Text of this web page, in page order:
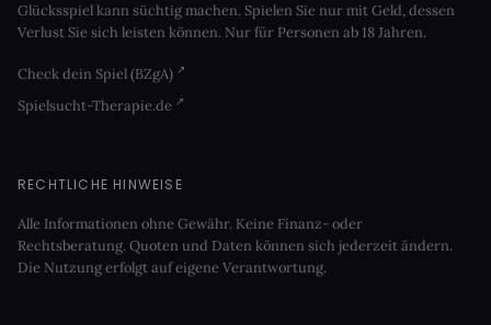
Glücksspiel kann süchtig machen. Spielen Sie nur mit Geld, dessen
Verlust Sie sich leisten können. Nur für Personen ab 18 Jahren.
Check dein Spiel (BZgA)
Spielsucht-Therapie.de
RECHTLICHE HINWEISE
Alle Informationen ohne Gewähr. Keine Finanz- oder
Rechtsberatung. Quoten und Daten können sich jederzeit ändern.
Die Nutzung erfolgt auf eigene Verantwortung.